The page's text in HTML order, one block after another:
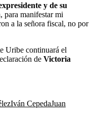
y de su
para manifestar mi
a la señora fiscal, no por
Uribe continuará el
de Victoria
Iván CepedaJuan